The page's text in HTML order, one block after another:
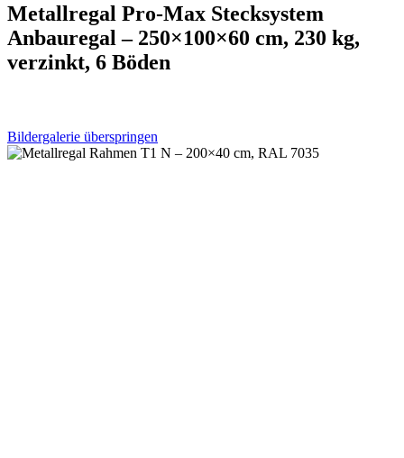
Metallregal Pro-Max Stecksystem
Anbauregal – 250×100×60 cm, 230 kg,
verzinkt, 6 Böden
Bildergalerie überspringen